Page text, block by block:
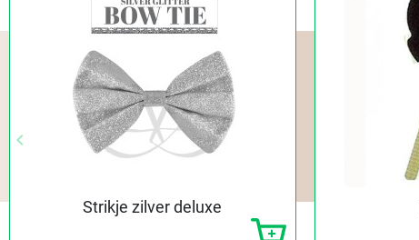
Vorige
keyboard_arrow_left
Strikje zilver deluxe